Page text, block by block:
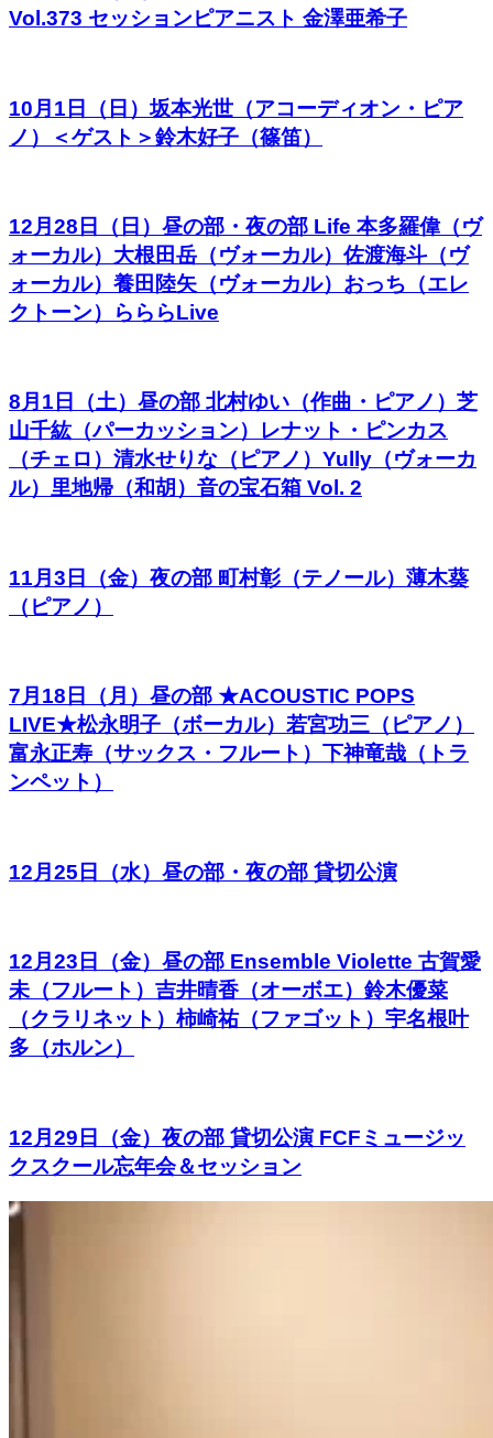
Vol.373 セッションピアニスト 金澤亜希子
10月1日（日）坂本光世（アコーディオン・ピア
ノ）＜ゲスト＞鈴木好子（篠笛）
12月28日（日）昼の部・夜の部 Life 本多羅偉（ヴ
ォーカル）大根田岳（ヴォーカル）佐渡海斗（ヴ
ォーカル）養田陸矢（ヴォーカル）おっち（エレ
クトーン）らららLive
8月1日（土）昼の部 北村ゆい（作曲・ピアノ）芝
山千紘（パーカッション）レナット・ピンカス
（チェロ）清水せりな（ピアノ）Yully（ヴォーカ
ル）里地帰（和胡）音の宝石箱 Vol. 2
11月3日（金）夜の部 町村彰（テノール）薄木葵
（ピアノ）
7月18日（月）昼の部 ★ACOUSTIC POPS
LIVE★松永明子（ボーカル）若宮功三（ピアノ）
富永正寿（サックス・フルート）下神竜哉（トラ
ンペット）
12月25日（水）昼の部・夜の部 貸切公演
12月23日（金）昼の部 Ensemble Violette 古賀愛
未（フルート）吉井晴香（オーボエ）鈴木優菜
（クラリネット）柿崎祐（ファゴット）宇名根叶
多（ホルン）
12月29日（金）夜の部 貸切公演 FCFミュージッ
クスクール忘年会＆セッション